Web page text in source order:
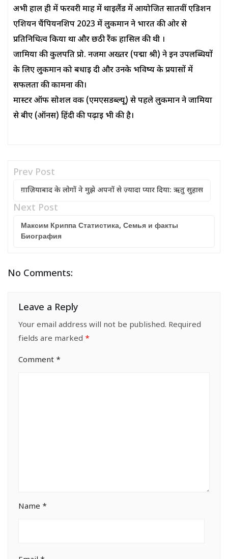
अभी हाल ही में फरवरी माह में थाईलैंड में आयोजित सातवीं एडिशन
एशियन चैंपियनशिप 2023 में लुकमान ने भारत की ओर से
प्रतिनिधित्व किया था और छठी रैंक हासिल की थी ।
जामिया की कुलपति प्रो. नजमा अख्तर (पद्मा श्री) ने इन उपलब्धियों
के लिए लुकमान को बधाई दी और उनके भविष्य के प्रयासों में
सफलता की कामना की।
मास्टर ऑफ सोशल वर्क (एमएसडब्ल्यू) से पहले लुकमान ने जामिया
से बीए (ऑनर्स) हिंदी की पढ़ाई भी की है।
Prev Post
ग़ाज़ियाबाद के लोगों ने मुझे अपनों से ज़्यादा प्यार दिया: ऋतु सुहास
Next Post
Максим Криппа Статистика, Семья и факты
Биография
No Comments:
Leave a Reply
Your email address will not be published. Required
fields are marked *
Comment *
Name *